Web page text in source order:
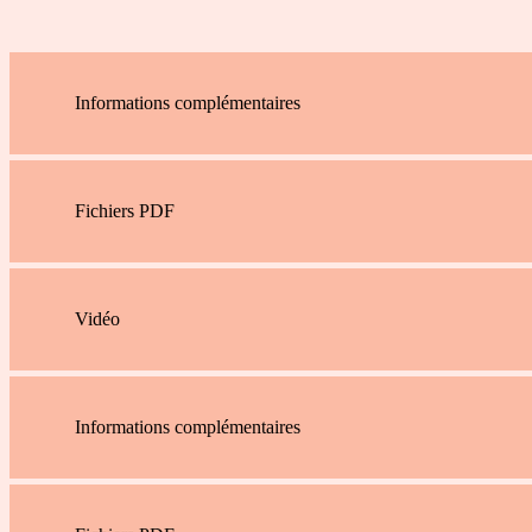
Informations complémentaires
Fichiers PDF
Vidéo
Informations complémentaires